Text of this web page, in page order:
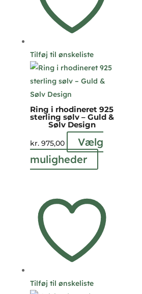
Tilføj til ønskeliste
Ring i rhodineret 925
sterling sølv – Guld &
Sølv Design
kr.975,00
Vælg
muligheder
vare
varianter.
Mulighederne
kan
Tilføj til ønskeliste